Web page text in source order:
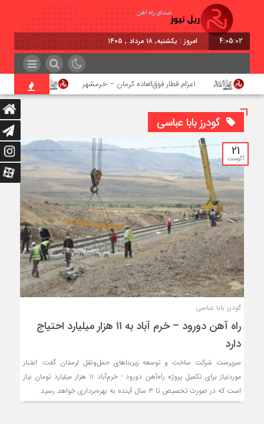
4:05:02 امروز : یکشنبه, ۱۸ مرداد , ۱۴۰۵
اعزام قطار فوق‌العاده کرمان – خرمشهر اجرای
گودرز بابا عباسی
21
آگوست
گودرز بابا عباسی
راه آهن دورود – خرم آباد به ۱۱ هزار میلیارد احتیاج
دارد
سرپرست شرکت ساخت و توسعه زیربنا‌های حمل‌ونقل لرستان گفت: اعتبار
موردنیاز برای تکمیل پروژه راه‌آهن دورود - خرم‌آباد ۱۱ هزار میلیارد تومان نیاز
است که در صورت تخصیص تا ۳ سال آینده به بهره‌برداری خواهد رسید.